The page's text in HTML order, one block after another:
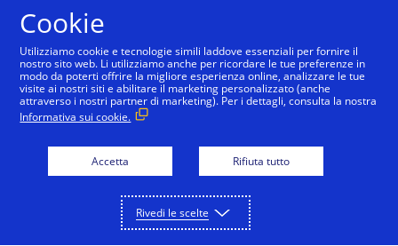
Visa annuncia
l’attivazione del
primo miliardo di
Cookie
Utilizziamo cookie e tecnologie simili laddove essenziali per fornire il
nostro sito web. Li utilizziamo anche per ricordare le tue preferenze in
modo da poterti offrire la migliore esperienza online, analizzare le tue
visite ai nostri siti e abilitare il marketing personalizzato (anche
attraverso i nostri partner di marketing). Per i dettagli, consulta la nostra
Informativa sui cookie.
Accetta Rifiuta tutto
Rivedi le scelte